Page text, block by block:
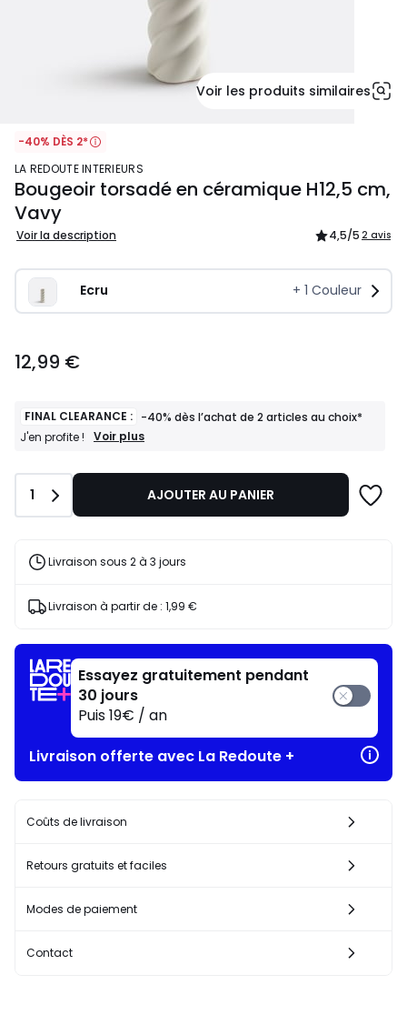
Voir les produits similaires
-40% DÈS 2*
LA REDOUTE INTERIEURS
Bougeoir torsadé en céramique H12,5 cm,
Vavy
Voir la description 4,5/5 2 avis
Ecru + 1 Couleur
€.
12,99 €
FINAL CLEARANCE : -40% dès l’achat de 2 articles au choix*
J'en profite !
FINAL
articles
J'en
Voir plus
Quantité
1 AJOUTER AU PANIER
Livraison sous 2 à 3 jours
Livraison à partir de : 1,99 €
Essayez gratuitement pendant
30 jours
Puis 19€ / an
Livraison offerte avec La Redoute +
Coûts de livraison
Retours gratuits et faciles
Modes de paiement
Contact